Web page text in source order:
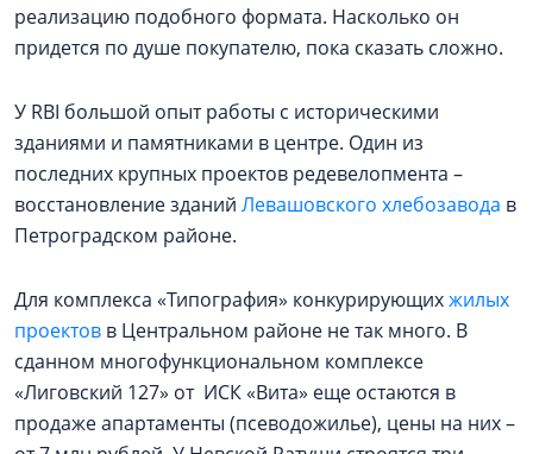
реализацию подобного формата. Насколько он
придется по душе покупателю, пока сказать сложно.
У RBI большой опыт работы с историческими
зданиями и памятниками в центре. Один из
последних крупных проектов редевелопмента –
восстановление зданий Левашовского хлебозавода в
Петроградском районе.
Для комплекса «Типография» конкурирующихжилых
проектов в Центральном районе не так много. В
сданном многофункциональном комплексе
«Лиговский 127» от ИСК «Вита» еще остаются в
продаже апартаменты (псеводожилье), цены на них –